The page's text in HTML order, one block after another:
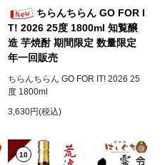
ちらんちらん GO FOR I
T! 2026 25度 1800ml 知覧醸
造 芋焼酎 期間限定 数量限定
年一回販売
ちらんちらん GO FOR IT! 2026 25
度 1800ml
3,630円(税込)
10